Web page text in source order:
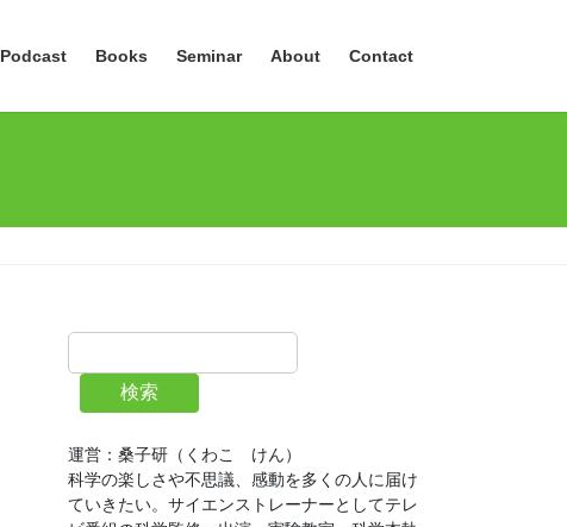
Podcast Books Seminar About Contact
検索
運営：桑子研（くわこ　けん）
科学の楽しさや不思議、感動を多くの人に届け
ていきたい。サイエンストレーナーとしてテレ